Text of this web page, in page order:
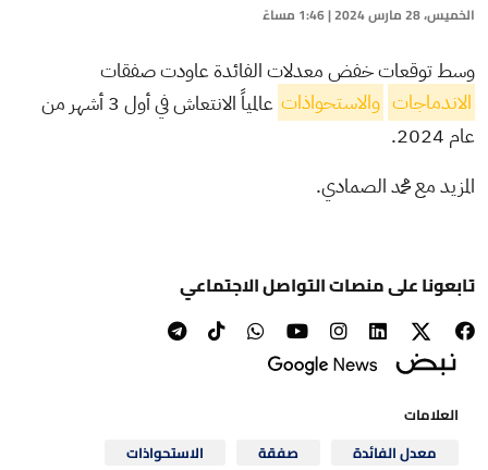
الخميس، 28 مارس 2024 | 1:46 مساءً
وسط توقعات خفض معدلات الفائدة عاودت صفقات
الاندماجات والاستحواذات
عالمياً الانتعاش في أول 3 أشهر من
عام 2024.
المزيد مع محمد الصمادي.
تابعونا على منصات التواصل الاجتماعي
العلامات
معدل الفائدة
صفقة الاستحواذات